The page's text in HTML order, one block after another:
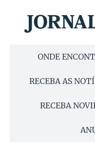
ONDE
RECEBA AS
RECEBA